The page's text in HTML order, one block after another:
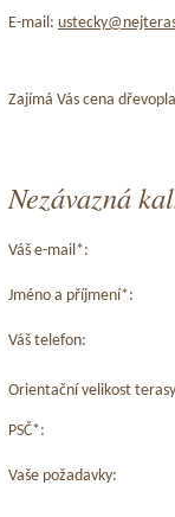
E-mail:
Zajímá Vás cena
Nezávazná
Váš e-mail*:
Jméno a příjmení*:
Váš telefon:
Orientační velikost
PSČ*:
Vaše požadavky: